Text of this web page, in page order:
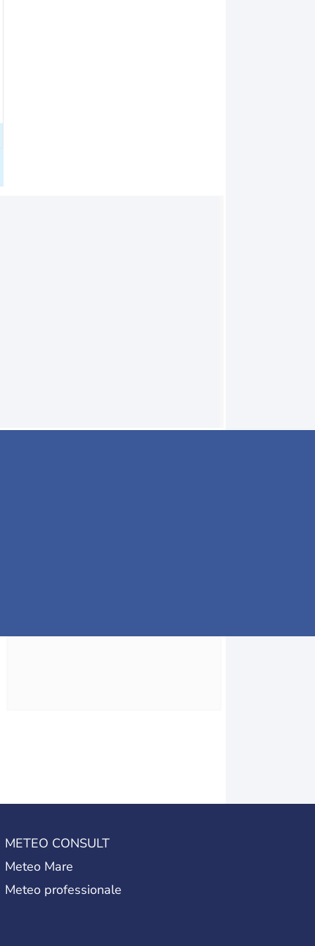
METEO CONSULT
Meteo Mare
Meteo professionale